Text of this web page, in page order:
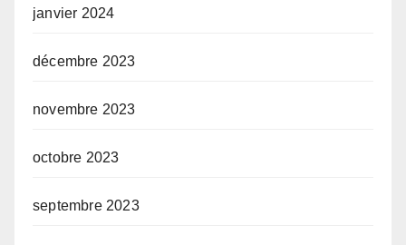
janvier 2024
décembre 2023
novembre 2023
octobre 2023
septembre 2023